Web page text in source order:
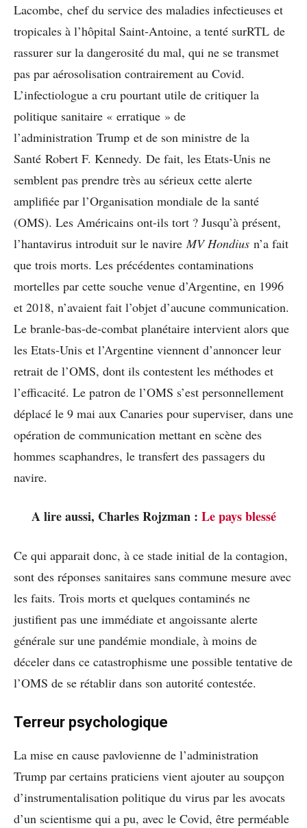
Lacombe, chef du service des maladies infectieuses et
tropicales à l’hôpital Saint-Antoine, a tenté surRTL de
rassurer sur la dangerosité du mal, qui ne se transmet
pas par aérosolisation contrairement au Covid.
L’infectiologue a cru pourtant utile de critiquer la
politique sanitaire « erratique » de
l’administration Trump et de son ministre de la
Santé Robert F. Kennedy. De fait, les Etats-Unis ne
semblent pas prendre très au sérieux cette alerte
amplifiée par l’Organisation mondiale de la santé
(OMS). Les Américains ont-ils tort ? Jusqu’à présent,
l’hantavirus introduit sur le navire MV Hondius n’a fait
que trois morts. Les précédentes contaminations
mortelles par cette souche venue d’Argentine, en 1996
et 2018, n’avaient fait l’objet d’aucune communication.
Le branle-bas-de-combat planétaire intervient alors que
les Etats-Unis et l’Argentine viennent d’annoncer leur
retrait de l’OMS, dont ils contestent les méthodes et
l’efficacité. Le patron de l’OMS s’est personnellement
déplacé le 9 mai aux Canaries pour superviser, dans une
opération de communication mettant en scène des
hommes scaphandres, le transfert des passagers du
navire.
A lire aussi, Charles Rojzman : Le pays blessé
Ce qui apparait donc, à ce stade initial de la contagion,
sont des réponses sanitaires sans commune mesure avec
les faits. Trois morts et quelques contaminés ne
justifient pas une immédiate et angoissante alerte
générale sur une pandémie mondiale, à moins de
déceler dans ce catastrophisme une possible tentative de
l’OMS de se rétablir dans son autorité contestée.
Terreur psychologique
La mise en cause pavlovienne de l’administration
Trump par certains praticiens vient ajouter au soupçon
d’instrumentalisation politique du virus par les avocats
d’un scientisme qui a pu, avec le Covid, être perméable